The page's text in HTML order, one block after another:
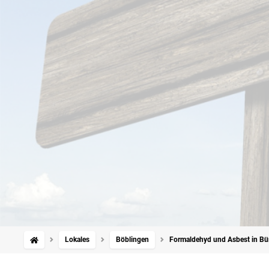
Lokales Böblingen Formaldehyd und Asbest in